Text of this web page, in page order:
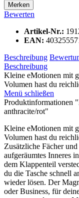
Merken
Bewerten
Artikel-Nr.:
EAN:
Beschreibung
Beschreibung
Kleine eMotionen mit
Volumen hast du
Menü schließen
Produktinformationen
anthracite/rot"
Kleine eMotionen mit
Volumen hast du
Zusätzliche Fächer
aufgeräumtes Inneres
dem Klappenteil
du die Tasche schnell
wieder lösen. Der
oder Business, für